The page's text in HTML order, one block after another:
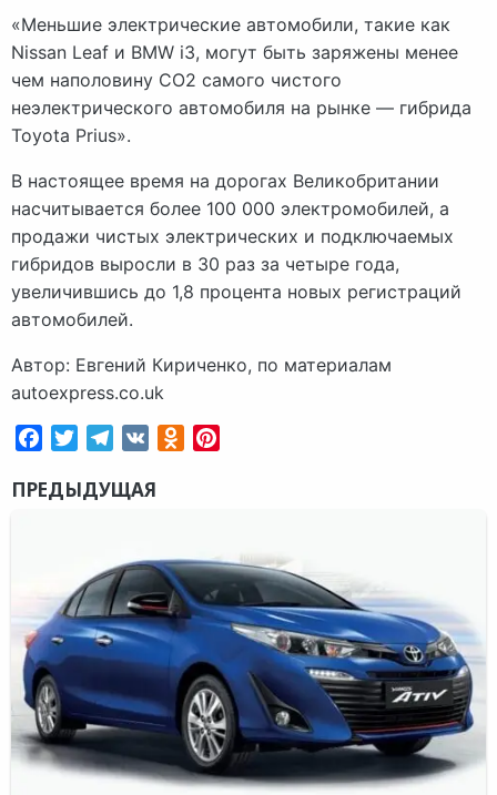
«Меньшие электрические автомобили, такие как
Nissan Leaf и BMW i3, могут быть заряжены менее
чем наполовину CO2 самого чистого
неэлектрического автомобиля на рынке — гибрида
Toyota Prius».
В настоящее время на дорогах Великобритании
насчитывается более 100 000 электромобилей, а
продажи чистых электрических и подключаемых
гибридов выросли в 30 раз за четыре года,
увеличившись до 1,8 процента новых регистраций
автомобилей.
Автор: Евгений Кириченко, по материалам
autoexpress.co.uk
FacebookTwitterTelegram
VK Odnoklassniki
ПРЕДЫДУЩАЯ